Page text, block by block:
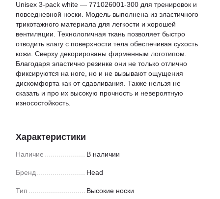
Unisex 3-pack white — 771026001-300 для тренировок и
повседневной носки. Модель выполнена из эластичного
трикотажного материала для легкости и хорошей
вентиляции. Технологичная ткань позволяет быстро
отводить влагу с поверхности тела обеспечивая сухость
кожи. Сверху декорированы фирменным логотипом.
Благодаря эластично резинке они не только отлично
фиксируются на ноге, но и не вызывают ощущения
дискомфорта как от сдавливания. Также нельзя не
сказать и про их высокую прочность и невероятную
износостойкость.
Характеристики
Наличие В наличии
Бренд Head
Тип Высокие носки